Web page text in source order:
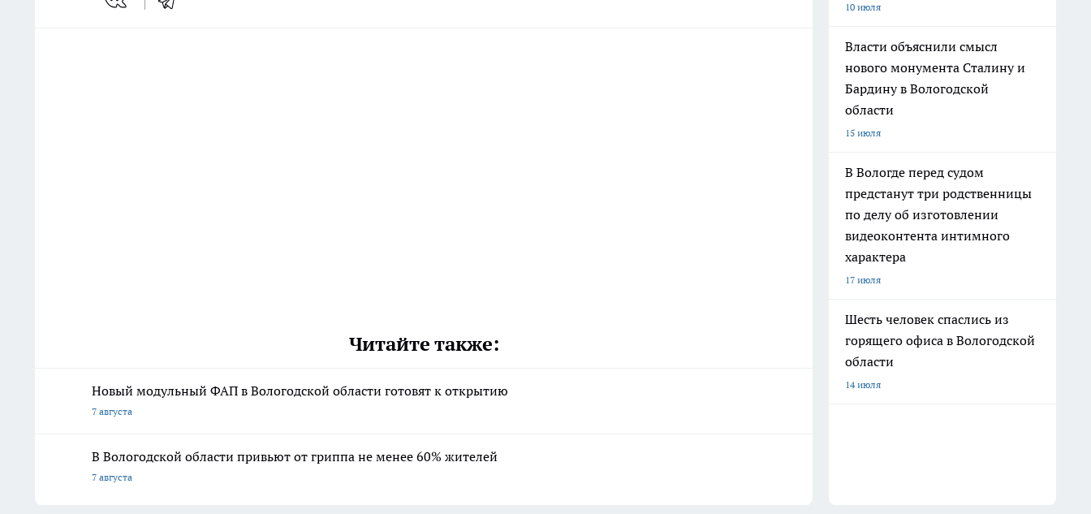
Читайте также:
Новый модульный ФАП в Вологодской области готовят к открытию
7 августа
В Вологодской области привьют от гриппа не менее 60% жителей
7 августа
10 июля
Власти объяснили смысл
нового монумента Сталину и
Бардину в Вологодской
области
15 июля
В Вологде перед судом
предстанут три родственницы
по делу об изготовлении
видеоконтента интимного
характера
17 июля
Шесть человек спаслись из
горящего офиса в Вологодской
области
14 июля